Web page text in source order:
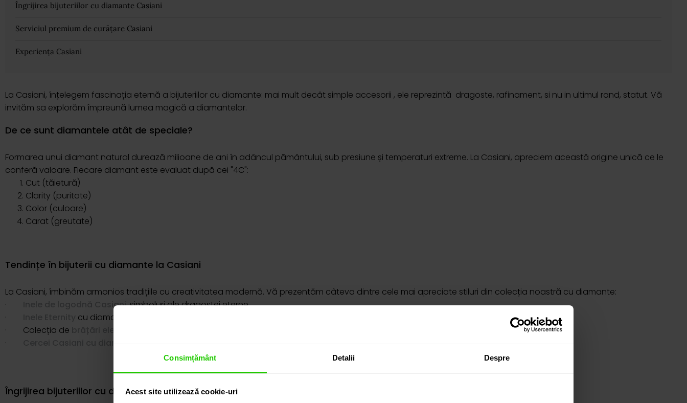
Consimțământ Detalii Despre
Acest site utilizează cookie-uri
Îngrijirea bijuteriilor cu diamante Casiani
Serviciul premium de curățare Casiani
Experiența Casiani
La Casiani, înțelegem fascinația eternă a bijuteriilor cu diamante: mai mult decât simple accesorii , ele reprezintă dragoste, rafinament, si nu in ultimul rand, statut. Vă
invităm sa explorăm împreună lumea magică a diamantelor.
De ce sunt diamantele atât de speciale?
Formarea unui diamant natural durează milioane de ani în adâncul pământului, sub presiune și temperaturi extreme. La Casiani, apreciem această origine unică ce le
conferă valoare. Fiecare diamant este evaluat după cei "4C":
Cut (tăietură)
Clarity (puritate)
Color (culoare)
Carat (greutate)
Tendințe în bijuterii cu diamante la Casiani
La Casiani, îmbinăm armonios tradițiile cu creativitatea modernă. Vă prezentăm câteva dintre cele mai apreciate stiluri din colecția noastră cu diamante:
·
Inele de logodnă Casiani, simboluri ale dragostei eterne
·
cu diamante albe sau colorate, strălucire fără sfârșit
· Colecția de
·
Îngrijirea bijuteriilor cu diamante Casiani